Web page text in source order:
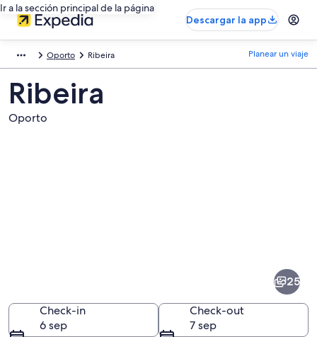
Ir a la sección principal de la página
Descargar la app
Oporto Ribeira Planear un viaje
Ribeira
Oporto
25
Check-in
6 sep
Check-out
7 sep